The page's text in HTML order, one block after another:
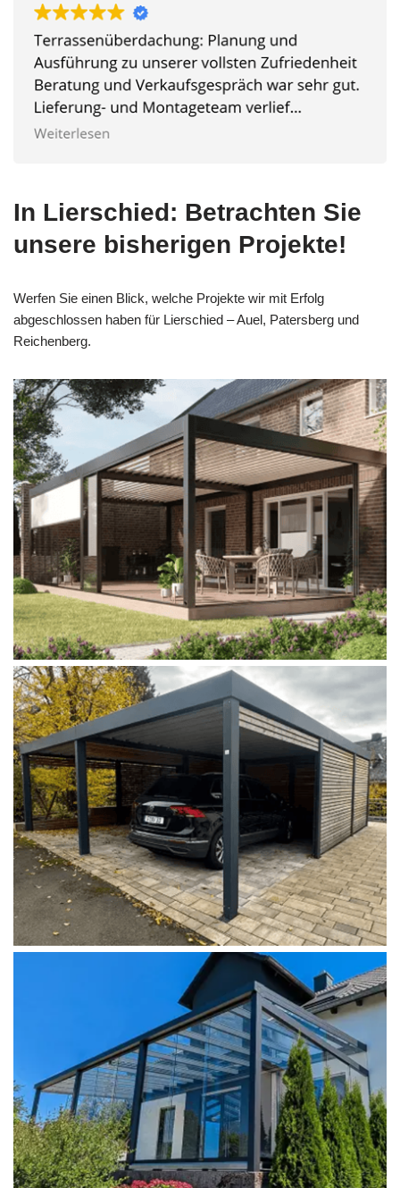
In Lierschied: Betrachten Sie
unsere bisherigen Projekte!
Werfen Sie einen Blick, welche Projekte wir mit Erfolg
abgeschlossen haben für Lierschied – Auel, Patersberg und
Reichenberg.